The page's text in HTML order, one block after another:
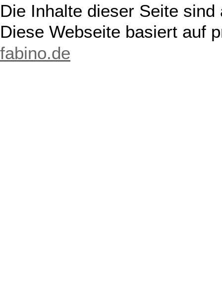
Die Inhalte dieser Seite
Diese Webseite basiert auf
fabino.de